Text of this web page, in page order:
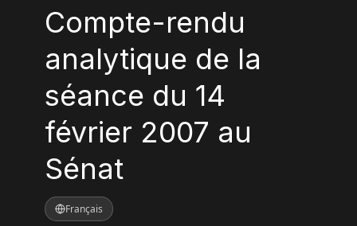
Compte-rendu
analytique de la
séance du 14
février 2007 au
Sénat
Français